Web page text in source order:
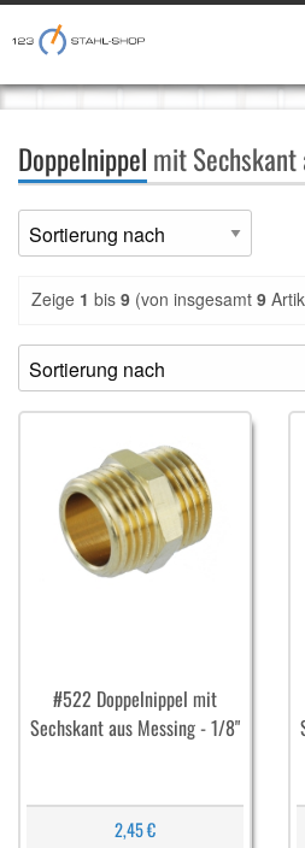
Doppelnippel mit Sechskant
Zeige 1 bis 9 (von insgesamt 9
#522 Doppelnippel mit
Sechskant aus Messing - 1/8"
2,45 €